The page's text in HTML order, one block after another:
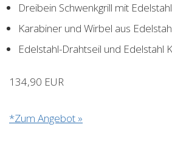
Dreibein Schwenkgrill mit
Karabiner und Wirbel aus
Edelstahl-Drahtseil und Edelstahl
134,90 EUR
*Zum Angebot »